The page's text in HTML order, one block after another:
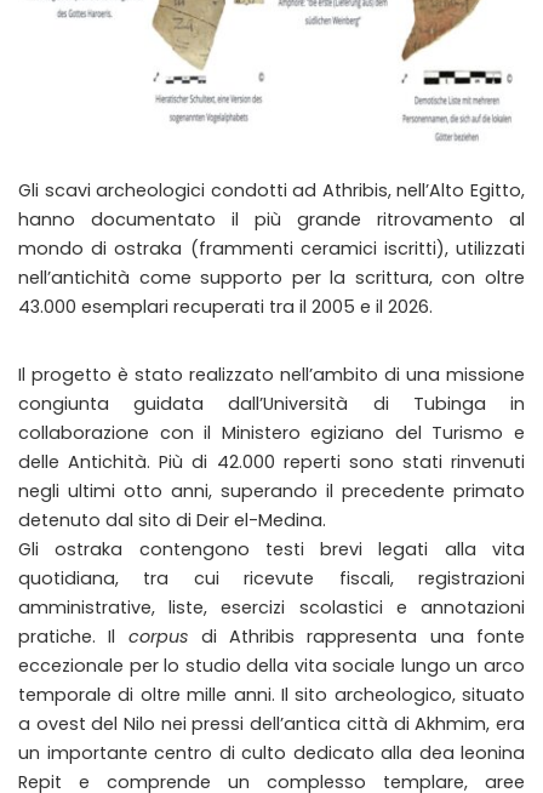
Gli scavi archeologici condotti ad Athribis, nell’Alto Egitto,
hanno documentato il più grande ritrovamento al
mondo di ostraka (frammenti ceramici iscritti), utilizzati
nell’antichità come supporto per la scrittura, con oltre
43.000 esemplari recuperati tra il 2005 e il 2026.
Il progetto è stato realizzato nell’ambito di una missione
congiunta guidata dall’Università di Tubinga in
collaborazione con il Ministero egiziano del Turismo e
delle Antichità. Più di 42.000 reperti sono stati rinvenuti
negli ultimi otto anni, superando il precedente primato
detenuto dal sito di Deir el-Medina.
Gli ostraka contengono testi brevi legati alla vita
quotidiana, tra cui ricevute fiscali, registrazioni
amministrative, liste, esercizi scolastici e annotazioni
pratiche. Il corpus di Athribis rappresenta una fonte
eccezionale per lo studio della vita sociale lungo un arco
temporale di oltre mille anni. Il sito archeologico, situato
a ovest del Nilo nei pressi dell’antica città di Akhmim, era
un importante centro di culto dedicato alla dea leonina
Repit e comprende un complesso templare, aree